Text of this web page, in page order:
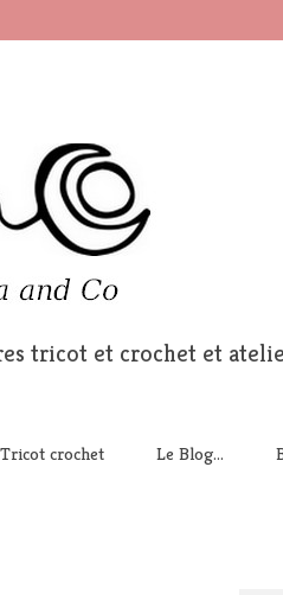
tricot et crochet et
crochet Le Blog…